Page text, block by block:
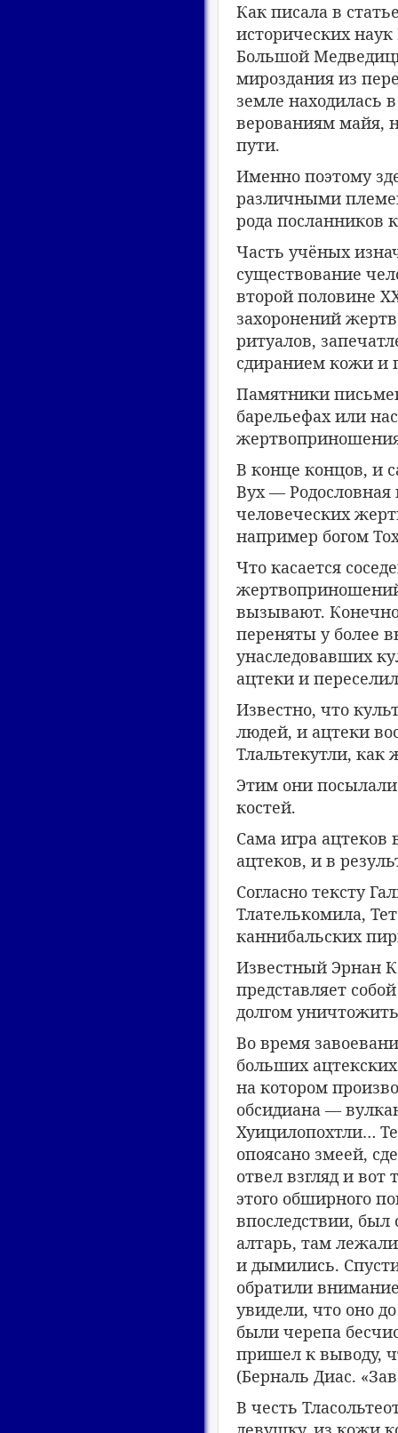
Как писала в
исторических
Большой
мироздания из
земле находилась
верованиям майя,
пути.
Именно поэтому
различными
рода посланников
Часть учёных
существование
второй половине
захоронений
ритуалов,
сдиранием кожи и
Памятники
барельефах или
В конце концов, и
Вух — Родословная
человеческих
например богом
Что касается
вызывают.
переняты у более
унаследовавших
ацтеки и
Известно, что
людей, и ацтеки
Тлальтекутли, как
Этим они
костей.
Сама игра ацтеков
ацтеков, и в
Согласно тексту
Тлателькомила,
каннибальских
Известный Эрнан
представляет
долгом
Во время
больших
на котором
обсидиана —
Хуицилопохтли…
опоясано змеей,
отвел взгляд и
этого обширного
впоследствии, был
алтарь, там
и дымились.
обратили
увидели, что оно
были черепа
пришел к выводу,
(Берналь Диас.
В честь